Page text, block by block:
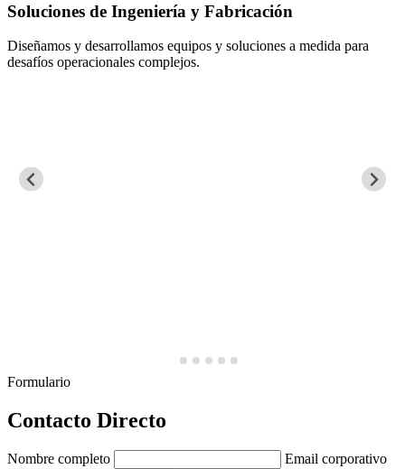
Soluciones de Ingeniería y Fabricación
Diseñamos y desarrollamos equipos y soluciones a medida para
desafíos operacionales complejos.
Formulario
Contacto Directo
Nombre completo
Email corporativo